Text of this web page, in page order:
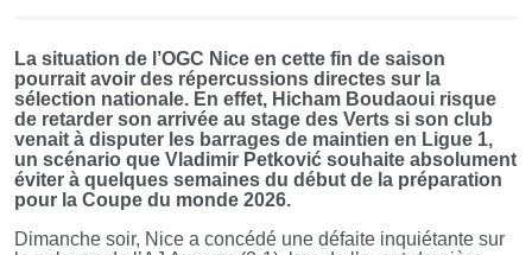
La situation de l’OGC Nice en cette fin de saison
pourrait avoir des répercussions directes sur la
sélection nationale. En effet, Hicham Boudaoui risque
de retarder son arrivée au stage des Verts si son club
venait à disputer les barrages de maintien en Ligue 1,
un scénario que Vladimir Petković souhaite absolument
éviter à quelques semaines du début de la préparation
pour la Coupe du monde 2026.
Dimanche soir, Nice a concédé une défaite inquiétante sur